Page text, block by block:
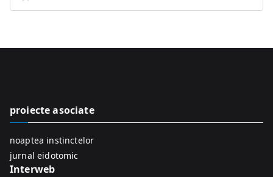
o
proiecte asociate
noaptea instinctelor
jurnal eidotomic
Interweb